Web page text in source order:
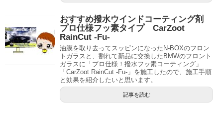
おすすめ撥水ウインドコーティング剤
プロ仕様フッ素タイプ CarZoot
RainCut -Fu-
油膜を取り去ってスッピンになったN-BOXのフロン
トガラスと、割れて新品に交換したBMWのフロント
ガラスに「プロ仕様！撥水フッ素コーティング」
「CarZoot RainCut -Fu-」を施工したので、施工手順
と効果を紹介したいと思います。
記事を読む